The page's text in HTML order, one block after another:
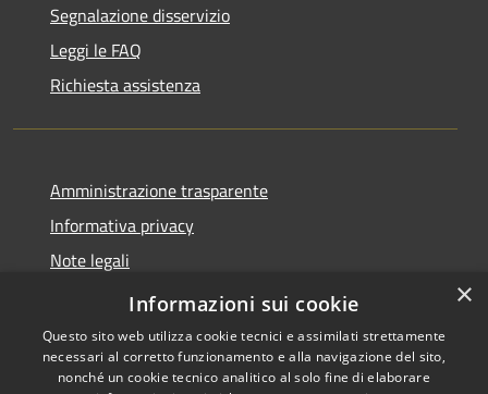
Segnalazione disservizio
Leggi le FAQ
Richiesta assistenza
Amministrazione trasparente
Informativa privacy
Note legali
Dichiarazione di accessibilità
×
Informazioni sui cookie
Questo sito web utilizza cookie tecnici e assimilati strettamente
necessari al corretto funzionamento e alla navigazione del sito,
nonché un cookie tecnico analitico al solo fine di elaborare